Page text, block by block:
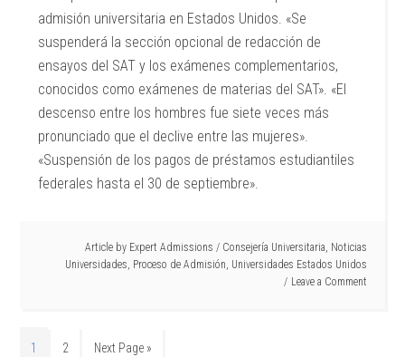
admisión universitaria en Estados Unidos. «Se
suspenderá la sección opcional de redacción de
ensayos del SAT y los exámenes complementarios,
conocidos como exámenes de materias del SAT». «El
descenso entre los hombres fue siete veces más
pronunciado que el declive entre las mujeres».
«Suspensión de los pagos de préstamos estudiantiles
federales hasta el 30 de septiembre».
Article by Expert Admissions / Consejería Universitaria, Noticias
Universidades, Proceso de Admisión, Universidades Estados Unidos
Leave a Comment
1 2 Next Page »